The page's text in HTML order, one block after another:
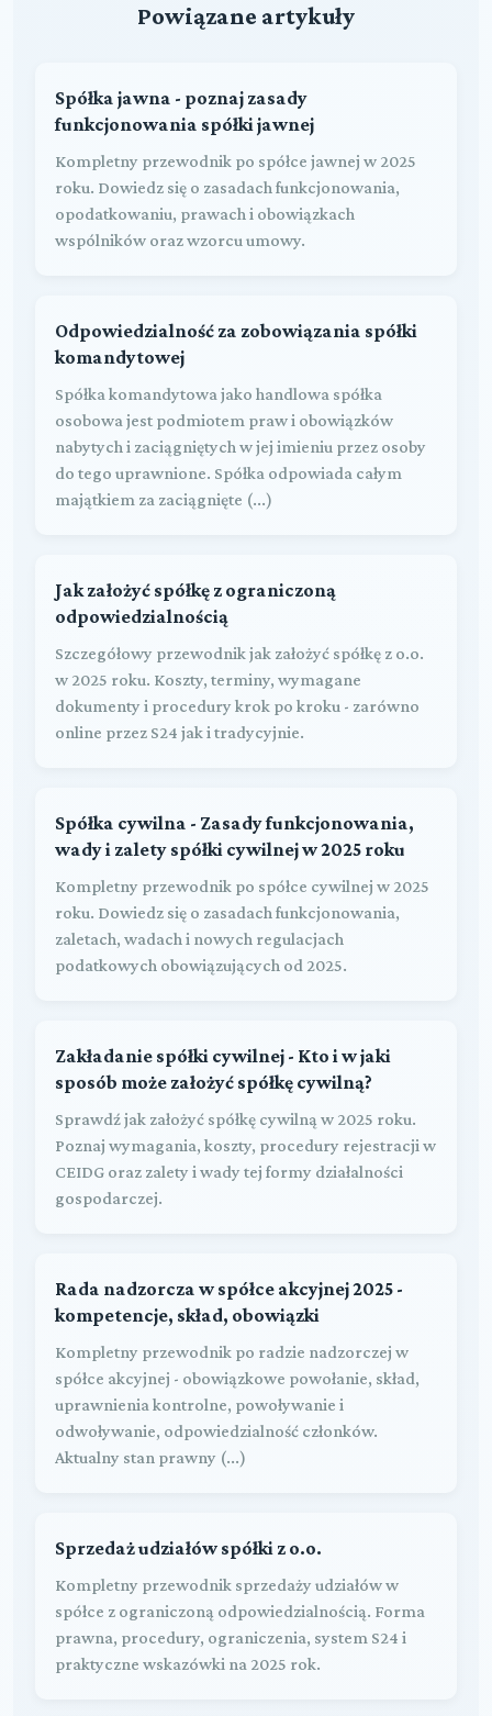
Powiązane artykuły
Spółka jawna - poznaj zasady
funkcjonowania spółki jawnej
Kompletny przewodnik po spółce jawnej w 2025
roku. Dowiedz się o zasadach funkcjonowania,
opodatkowaniu, prawach i obowiązkach
wspólników oraz wzorcu umowy.
Odpowiedzialność za zobowiązania spółki
komandytowej
Spółka komandytowa jako handlowa spółka
osobowa jest podmiotem praw i obowiązków
nabytych i zaciągniętych w jej imieniu przez osoby
do tego uprawnione. Spółka odpowiada całym
majątkiem za zaciągnięte (...)
Jak założyć spółkę z ograniczoną
odpowiedzialnością
Szczegółowy przewodnik jak założyć spółkę z o.o.
w 2025 roku. Koszty, terminy, wymagane
dokumenty i procedury krok po kroku - zarówno
online przez S24 jak i tradycyjnie.
Spółka cywilna - Zasady funkcjonowania,
wady i zalety spółki cywilnej w 2025 roku
Kompletny przewodnik po spółce cywilnej w 2025
roku. Dowiedz się o zasadach funkcjonowania,
zaletach, wadach i nowych regulacjach
podatkowych obowiązujących od 2025.
Zakładanie spółki cywilnej - Kto i w jaki
sposób może założyć spółkę cywilną?
Sprawdź jak założyć spółkę cywilną w 2025 roku.
Poznaj wymagania, koszty, procedury rejestracji w
CEIDG oraz zalety i wady tej formy działalności
gospodarczej.
Rada nadzorcza w spółce akcyjnej 2025 -
kompetencje, skład, obowiązki
Kompletny przewodnik po radzie nadzorczej w
spółce akcyjnej - obowiązkowe powołanie, skład,
uprawnienia kontrolne, powoływanie i
odwoływanie, odpowiedzialność członków.
Aktualny stan prawny (...)
Sprzedaż udziałów spółki z o.o.
Kompletny przewodnik sprzedaży udziałów w
spółce z ograniczoną odpowiedzialnością. Forma
prawna, procedury, ograniczenia, system S24 i
praktyczne wskazówki na 2025 rok.